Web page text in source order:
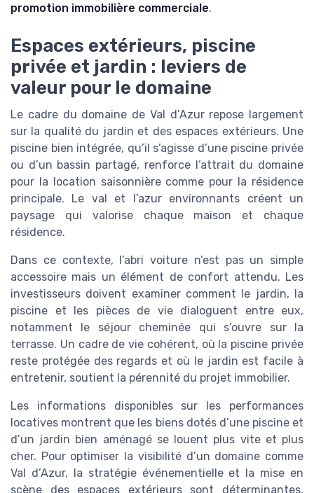
promotion immobilière commerciale.
Espaces extérieurs, piscine
privée et jardin : leviers de
valeur pour le domaine
Le cadre du domaine de Val d’Azur repose largement
sur la qualité du jardin et des espaces extérieurs. Une
piscine bien intégrée, qu’il s’agisse d’une piscine privée
ou d’un bassin partagé, renforce l’attrait du domaine
pour la location saisonnière comme pour la résidence
principale. Le val et l’azur environnants créent un
paysage qui valorise chaque maison et chaque
résidence.
Dans ce contexte, l’abri voiture n’est pas un simple
accessoire mais un élément de confort attendu. Les
investisseurs doivent examiner comment le jardin, la
piscine et les pièces de vie dialoguent entre eux,
notamment le séjour cheminée qui s’ouvre sur la
terrasse. Un cadre de vie cohérent, où la piscine privée
reste protégée des regards et où le jardin est facile à
entretenir, soutient la pérennité du projet immobilier.
Les informations disponibles sur les performances
locatives montrent que les biens dotés d’une piscine et
d’un jardin bien aménagé se louent plus vite et plus
cher. Pour optimiser la visibilité d’un domaine comme
Val d’Azur, la stratégie événementielle et la mise en
scène des espaces extérieurs sont déterminantes,